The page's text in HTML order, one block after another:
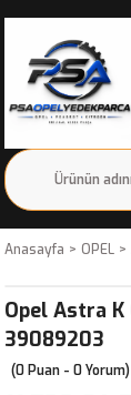
Anasayfa OPEL
Opel Astra
39089203
(0 Puan - 0 Yorum)